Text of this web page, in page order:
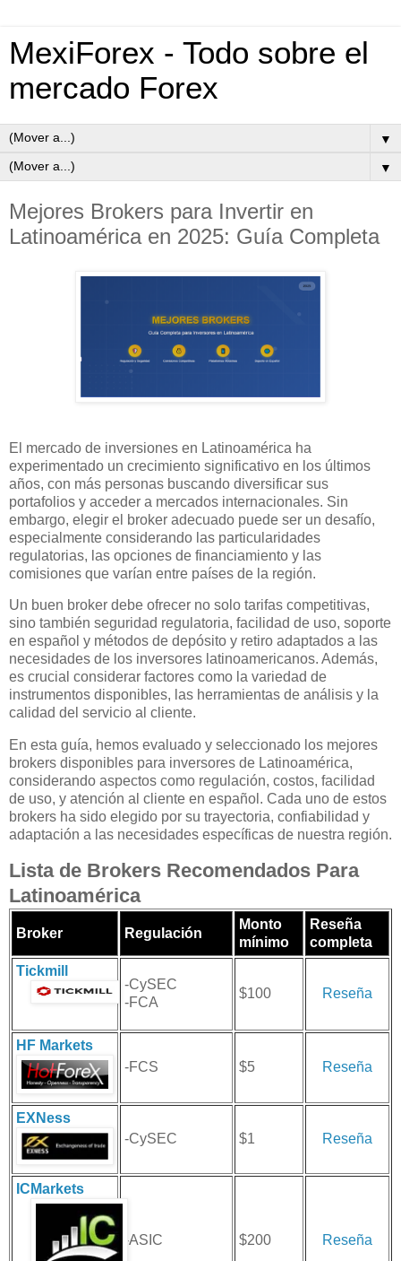
MexiForex - Todo sobre el
mercado Forex
▼
▼
Mejores Brokers para Invertir en
Latinoamérica en 2025: Guía Completa
El mercado de inversiones en Latinoamérica ha
experimentado un crecimiento significativo en los últimos
años, con más personas buscando diversificar sus
portafolios y acceder a mercados internacionales. Sin
embargo, elegir el broker adecuado puede ser un desafío,
especialmente considerando las particularidades
regulatorias, las opciones de financiamiento y las
comisiones que varían entre países de la región.
Un buen broker debe ofrecer no solo tarifas competitivas,
sino también seguridad regulatoria, facilidad de uso, soporte
en español y métodos de depósito y retiro adaptados a las
necesidades de los inversores latinoamericanos. Además,
es crucial considerar factores como la variedad de
instrumentos disponibles, las herramientas de análisis y la
calidad del servicio al cliente.
En esta guía, hemos evaluado y seleccionado los mejores
brokers disponibles para inversores de Latinoamérica,
considerando aspectos como regulación, costos, facilidad
de uso, y atención al cliente en español. Cada uno de estos
brokers ha sido elegido por su trayectoria, confiabilidad y
adaptación a las necesidades específicas de nuestra región.
Lista de Brokers Recomendados Para
Latinoamérica
Broker Regulación
Monto
mínimo
Reseña
completa
Tickmill
-CySEC
-FCA
$100 Reseña
HF Markets
-FCS
$5 Reseña
EXNess
-CySEC
$1 Reseña
ICMarkets
-ASIC $200 Reseña